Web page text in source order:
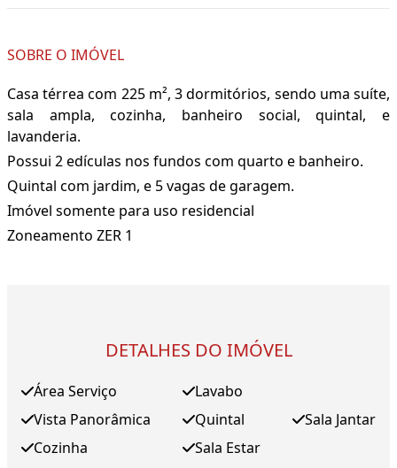
SOBRE O IMÓVEL
Casa térrea com 225 m², 3 dormitórios, sendo uma suíte,
sala ampla, cozinha, banheiro social, quintal, e
lavanderia.
Possui 2 edículas nos fundos com quarto e banheiro.
Quintal com jardim, e 5 vagas de garagem.
Imóvel somente para uso residencial
Zoneamento ZER 1
DETALHES DO IMÓVEL
Área Serviço
Vista Panorâmica
Cozinha
Lavabo
Quintal
Sala Estar
Sala Jantar